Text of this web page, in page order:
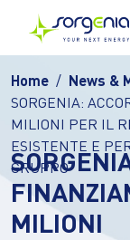
Vai al contenuto
Home News &
SORGENIA:
MILIONI PER IL
ESISTENTE E
GRUPPO
MILIONI